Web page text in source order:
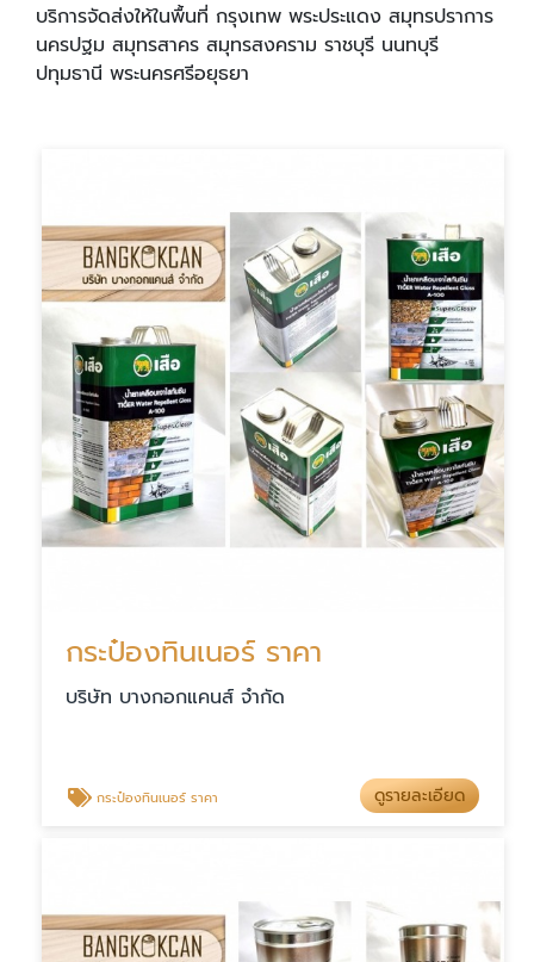
บริการจัดส่งให้ในพื้นที่ กรุงเทพ พระประแดง สมุทรปราการ
นครปฐม สมุทรสาคร สมุทรสงคราม ราชบุรี นนทบุรี
ปทุมธานี พระนครศรีอยุธยา
กระป๋องทินเนอร์ ราคา
บริษัท บางกอกแคนส์ จำกัด
กระป๋องทินเนอร์ ราคา ดูรายละเอียด